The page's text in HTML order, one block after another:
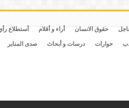
حقوق الانسان أراء و أقلام أستطلاع
حوارات درسات و أبحاث صدى المنابر